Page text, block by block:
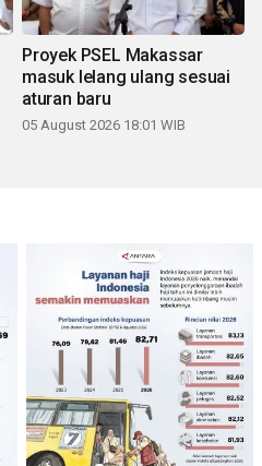
Proyek PSEL Makassar
masuk lelang ulang sesuai
aturan baru
05 August 2026 18:01 WIB